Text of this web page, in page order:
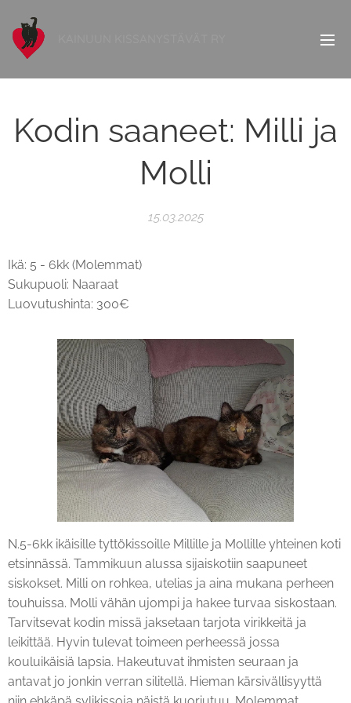
Kodin saaneet: Milli ja
Molli
15.03.2025
Ikä: 5 - 6kk (Molemmat)
Sukupuoli: Naaraat
Luovutushinta: 300€
N.5-6kk ikäisille tyttökissoille Millille ja Mollille yhteinen koti
etsinnässä. Tammikuun alussa sijaiskotiin saapuneet
siskokset. Milli on rohkea, utelias ja aina mukana perheen
touhuissa. Molli vähän ujompi ja hakee turvaa siskostaan.
Tarvitsevat kodin missä jaksetaan tarjota virikkeitä ja
leikittää. Hyvin tulevat toimeen perheessä jossa
kouluikäisiä lapsia. Hakeutuvat ihmisten seuraan ja
antavat jo jonkin verran silitellä. Hieman kärsivällisyyttä